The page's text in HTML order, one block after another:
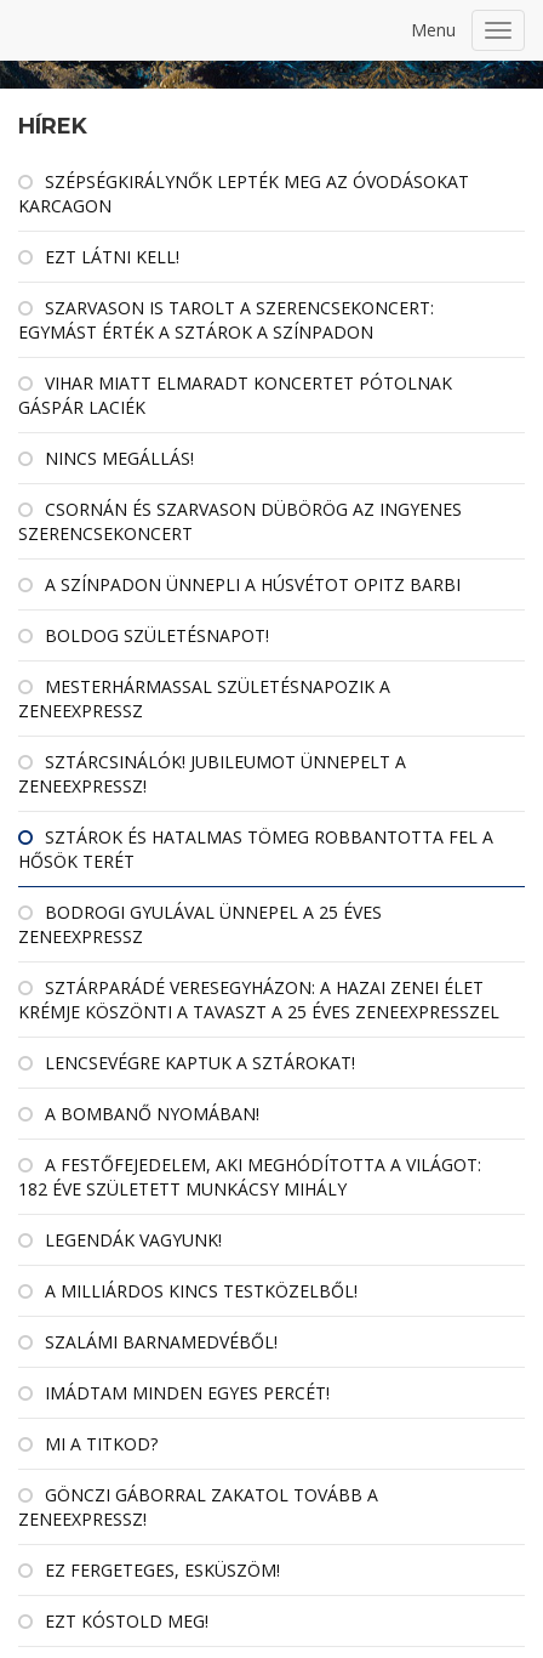
Menu
HÍREK
SZÉPSÉGKIRÁLYNŐK LEPTÉK MEG AZ ÓVODÁSOKAT
KARCAGON
EZT LÁTNI KELL!
SZARVASON IS TAROLT A SZERENCSEKONCERT:
EGYMÁST ÉRTÉK A SZTÁROK A SZÍNPADON
VIHAR MIATT ELMARADT KONCERTET PÓTOLNAK
GÁSPÁR LACIÉK
NINCS MEGÁLLÁS!
CSORNÁN ÉS SZARVASON DÜBÖRÖG AZ INGYENES
SZERENCSEKONCERT
A SZÍNPADON ÜNNEPLI A HÚSVÉTOT OPITZ BARBI
BOLDOG SZÜLETÉSNAPOT!
MESTERHÁRMASSAL SZÜLETÉSNAPOZIK A
ZENEEXPRESSZ
SZTÁRCSINÁLÓK! JUBILEUMOT ÜNNEPELT A
ZENEEXPRESSZ!
SZTÁROK ÉS HATALMAS TÖMEG ROBBANTOTTA FEL A
HŐSÖK TERÉT
BODROGI GYULÁVAL ÜNNEPEL A 25 ÉVES
ZENEEXPRESSZ
SZTÁRPARÁDÉ VERESEGYHÁZON: A HAZAI ZENEI ÉLET
KRÉMJE KÖSZÖNTI A TAVASZT A 25 ÉVES ZENEEXPRESSZEL
LENCSEVÉGRE KAPTUK A SZTÁROKAT!
A BOMBANŐ NYOMÁBAN!
A FESTŐFEJEDELEM, AKI MEGHÓDÍTOTTA A VILÁGOT:
182 ÉVE SZÜLETETT MUNKÁCSY MIHÁLY
LEGENDÁK VAGYUNK!
A MILLIÁRDOS KINCS TESTKÖZELBŐL!
SZALÁMI BARNAMEDVÉBŐL!
IMÁDTAM MINDEN EGYES PERCÉT!
MI A TITKOD?
GÖNCZI GÁBORRAL ZAKATOL TOVÁBB A
ZENEEXPRESSZ!
EZ FERGETEGES, ESKÜSZÖM!
EZT KÓSTOLD MEG!